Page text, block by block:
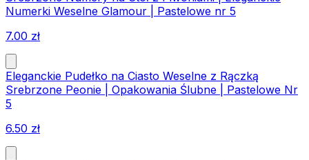
Numerki Weselne Glamour | Pastelowe nr 5
7.00 zł
Eleganckie Pudełko na Ciasto Weselne z Rączką
Srebrzone Peonie | Opakowania Ślubne | Pastelowe Nr
5
6.50 zł